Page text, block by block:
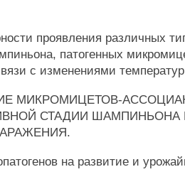
проявления различных
патогенных
с изменениями
МИКРОМИЦЕТОВ-
СТАДИИ ШАМПИНЬОНА
на развитие и